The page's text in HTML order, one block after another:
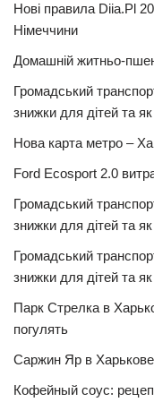
Нові правила Diia.Pl
Німеччини
Домашній житньо-
Громадський
знижки для дітей та
Нова карта метро –
Ford Ecosport 2.0
Громадський
знижки для дітей та
Громадський
знижки для дітей та
Парк Стрелка в
погулять
Саржин Яр в
Кофейный соус: